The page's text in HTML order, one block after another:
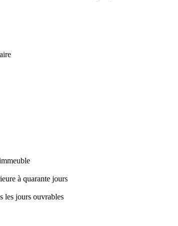
à quarante jours
les jours ouvrables